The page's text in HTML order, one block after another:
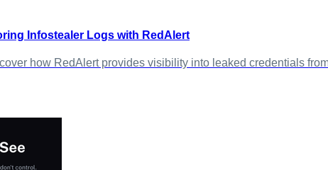
Infostealer Logs with RedAlert
how RedAlert provides visibility into leaked credentials